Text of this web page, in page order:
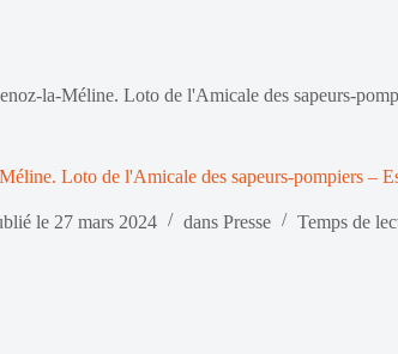
la-Méline. Loto de l'Amicale des sapeurs-
Loto de l'Amicale des sapeurs-pompiers –
le 27 mars 2024 dans Presse Temps de